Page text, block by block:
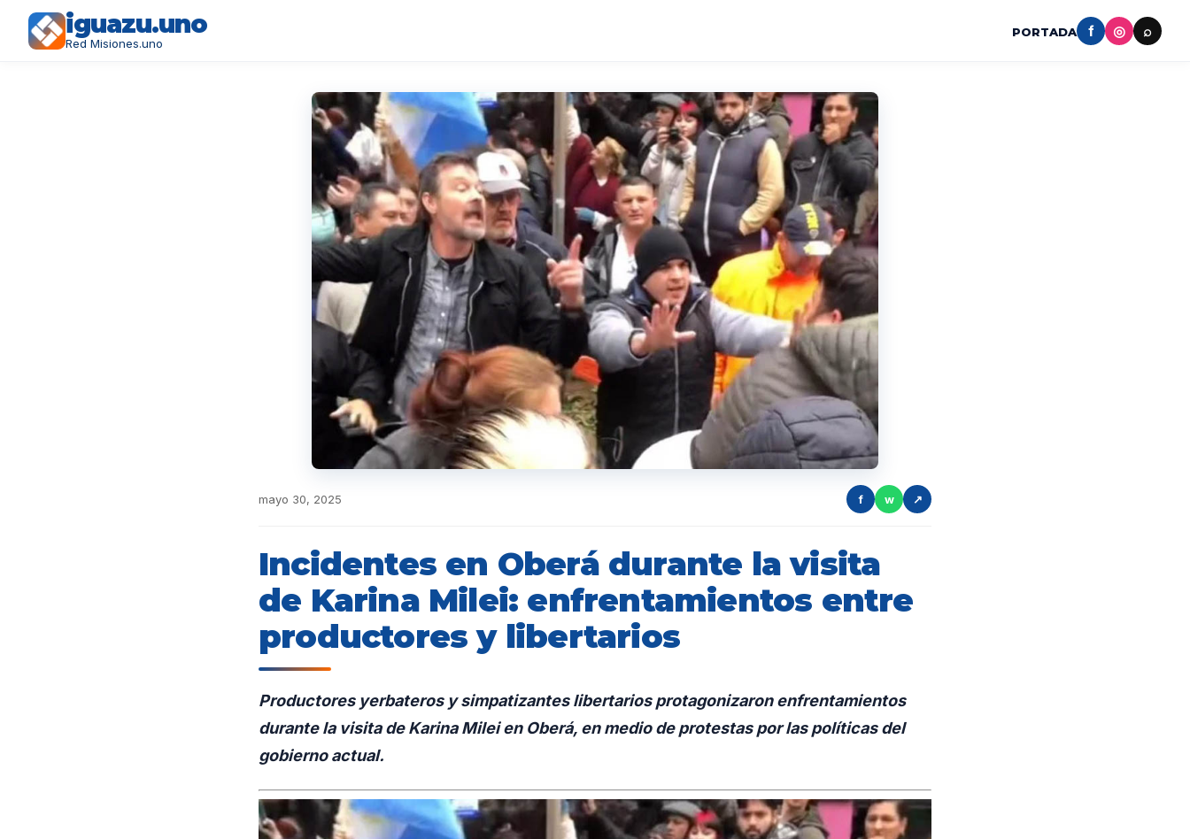
iguazu.uno
Red Misiones.uno
PORTADA f ◎ ⌕
mayo 30, 2025 f w ↗
Incidentes en Oberá durante la visita
de Karina Milei: enfrentamientos entre
productores y libertarios
Productores yerbateros y simpatizantes libertarios protagonizaron enfrentamientos
durante la visita de Karina Milei en Oberá, en medio de protestas por las políticas del
gobierno actual.